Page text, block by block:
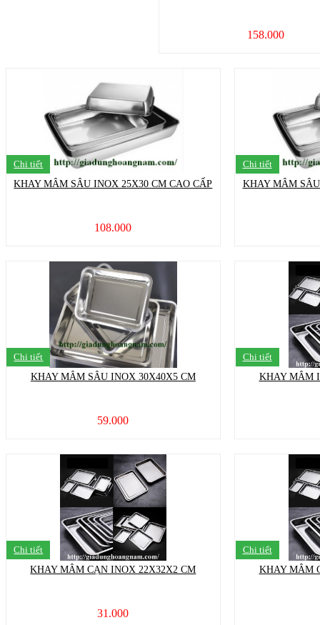
158.000
Chi tiết
KHAY MÂM SÂU INOX 25X30 CM CAO CẤP
108.000
Chi tiết
KHAY MÂM
Chi tiết
KHAY MÂM SÂU INOX 30X40X5 CM
59.000
Chi tiết
KHAY MÂM
Chi tiết
KHAY MÂM CẠN INOX 22X32X2 CM
31.000
Chi tiết
KHAY MÂM